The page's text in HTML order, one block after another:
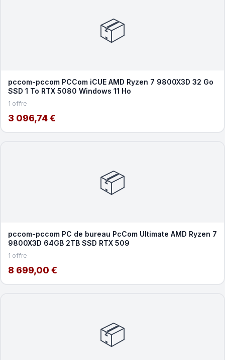
📦
pccom-pccom PCCom iCUE AMD Ryzen 7 9800X3D 32 Go
SSD 1 To RTX 5080 Windows 11 Ho
1 offre
3 096,74 €
📦
pccom-pccom PC de bureau PcCom Ultimate AMD Ryzen 7
9800X3D 64GB 2TB SSD RTX 509
1 offre
8 699,00 €
📦